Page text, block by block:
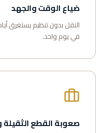
ضياع الوقت والجهد
النقل بدون تنظيم يستغرق
في يوم واحد.
صعوبة القطع الثقيلة